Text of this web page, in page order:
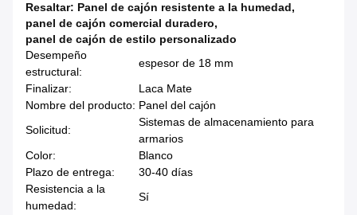
Resaltar: Panel de cajón resistente a la humedad,
panel de cajón comercial duradero,
panel de cajón de estilo personalizado
Desempeño
estructural:
espesor de 18 mm
Finalizar:
Laca Mate
Nombre del producto: Panel del cajón
Solicitud:
Sistemas de almacenamiento para
armarios
Color:
Blanco
Plazo de entrega:
30-40 días
Resistencia a la
humedad:
Sí